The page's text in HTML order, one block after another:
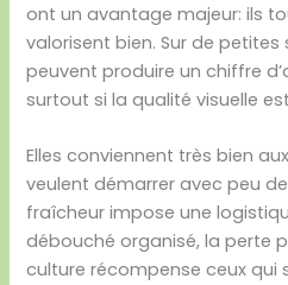
ont un avantage majeur: ils
valorisent bien. Sur de
peuvent produire un chiffre
surtout si la qualité visuelle
Elles conviennent très bien
veulent démarrer avec peu
fraîcheur impose une
débouché organisé, la perte
culture récompense ceux qui